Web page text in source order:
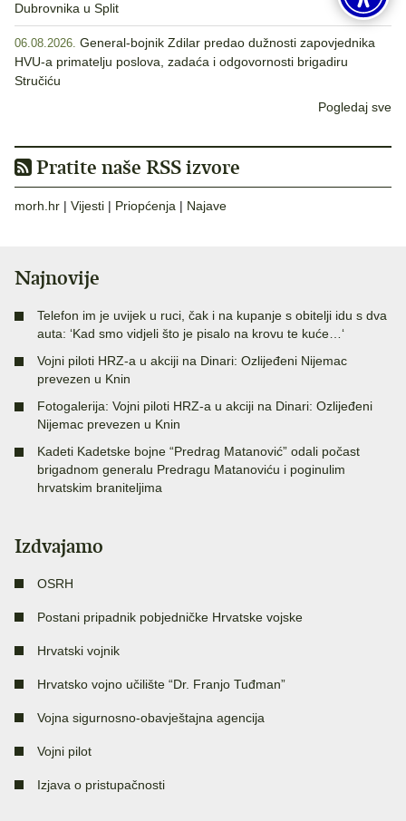
Dubrovnika u Split
06.08.2026. General-bojnik Zdilar predao dužnosti zapovjednika
HVU-a primatelju poslova, zadaća i odgovornosti brigadiru
Stručiću
Pogledaj sve
Pratite naše RSS izvore
morh.hr | Vijesti | Priopćenja | Najave
Najnovije
Telefon im je uvijek u ruci, čak i na kupanje s obitelji idu s dva
auta: ‘Kad smo vidjeli što je pisalo na krovu te kuće…‘
Vojni piloti HRZ-a u akciji na Dinari: Ozlijeđeni Nijemac
prevezen u Knin
Fotogalerija: Vojni piloti HRZ-a u akciji na Dinari: Ozlijeđeni
Nijemac prevezen u Knin
Kadeti Kadetske bojne “Predrag Matanović” odali počast
brigadnom generalu Predragu Matanoviću i poginulim
hrvatskim braniteljima
Izdvajamo
OSRH
Postani pripadnik pobjedničke Hrvatske vojske
Hrvatski vojnik
Hrvatsko vojno učilište “Dr. Franjo Tuđman”
Vojna sigurnosno-obavještajna agencija
Vojni pilot
Izjava o pristupačnosti